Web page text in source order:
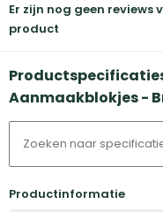
Er zijn nog geen reviews
product
Aanmaakblokjes -
Productinformatie